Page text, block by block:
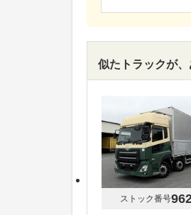
似たトラックが、
ストック番号